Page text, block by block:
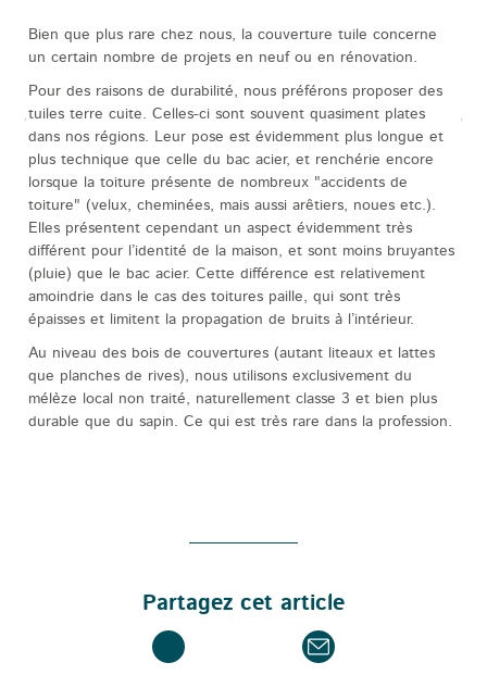
Bien que plus rare chez nous, la couverture tuile concerne
un certain nombre de projets en neuf ou en rénovation.
Pour des raisons de durabilité, nous préférons proposer des
tuiles terre cuite. Celles-ci sont souvent quasiment plates
dans nos régions. Leur pose est évidemment plus longue et
plus technique que celle du bac acier, et renchérie encore
lorsque la toiture présente de nombreux "accidents de
toiture" (velux, cheminées, mais aussi arêtiers, noues etc.).
Elles présentent cependant un aspect évidemment très
différent pour l’identité de la maison, et sont moins bruyantes
(pluie) que le bac acier. Cette différence est relativement
amoindrie dans le cas des toitures paille, qui sont très
épaisses et limitent la propagation de bruits à l’intérieur.
Au niveau des bois de couvertures (autant liteaux et lattes
que planches de rives), nous utilisons exclusivement du
mélèze local non traité, naturellement classe 3 et bien plus
durable que du sapin. Ce qui est très rare dans la profession.
Partagez cet article